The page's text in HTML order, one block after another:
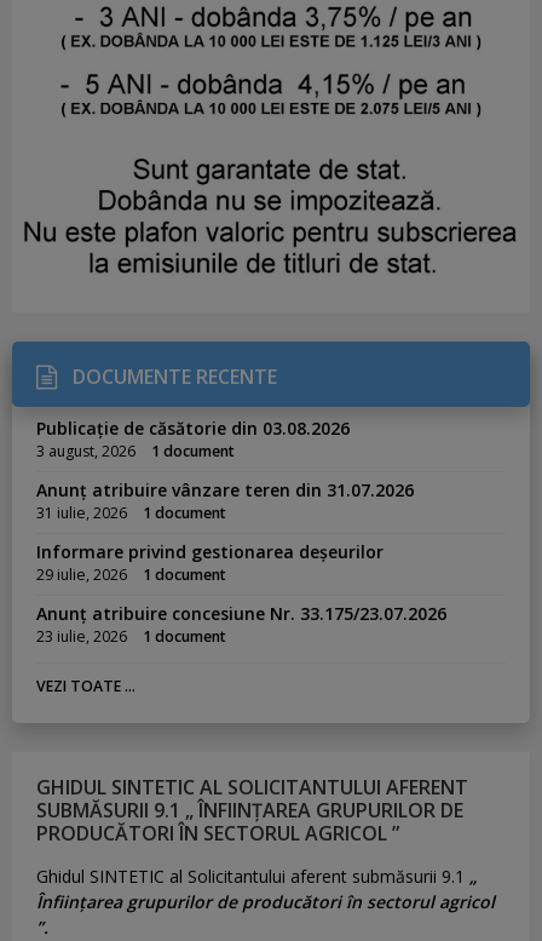
DOCUMENTE RECENTE
Publicație de căsătorie din 03.08.2026
3 august, 2026 1 document
Anunț atribuire vânzare teren din 31.07.2026
31 iulie, 2026 1 document
Informare privind gestionarea deșeurilor
29 iulie, 2026 1 document
Anunț atribuire concesiune Nr. 33.175/23.07.2026
23 iulie, 2026 1 document
VEZI TOATE ...
GHIDUL SINTETIC AL SOLICITANTULUI AFERENT
SUBMĂSURII 9.1 „ ÎNFIINȚAREA GRUPURILOR DE
PRODUCĂTORI ÎN SECTORUL AGRICOL ”
Ghidul SINTETIC al Solicitantului aferent submăsurii 9.1 „
Înființarea grupurilor de producători în sectorul agricol
”.